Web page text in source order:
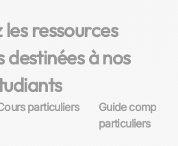
ressources
destinées à nos
particuliers
Guide complet
particuliers